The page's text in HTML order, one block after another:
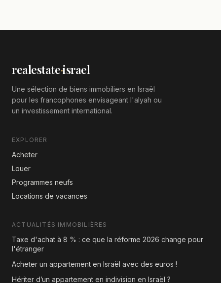
realestate·israel
Une sélection de biens immobiliers en Israël
pour les francophones envisageant l'alyah ou
un investissement international.
EXPLORER
Acheter
Louer
Programmes neufs
Locations de vacances
ACTUALITÉS IMMOBILIÈRES
Taxe d'achat à 8 % : ce que la réforme 2026 change pour
l'étranger
Acheter un appartement en Israël avec des euros !
Hériter d’un appartement en indivision en Israël ?